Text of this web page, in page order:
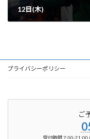
12日(木)
プライバシーポリシー
ご
受付時間 7:00-21:00